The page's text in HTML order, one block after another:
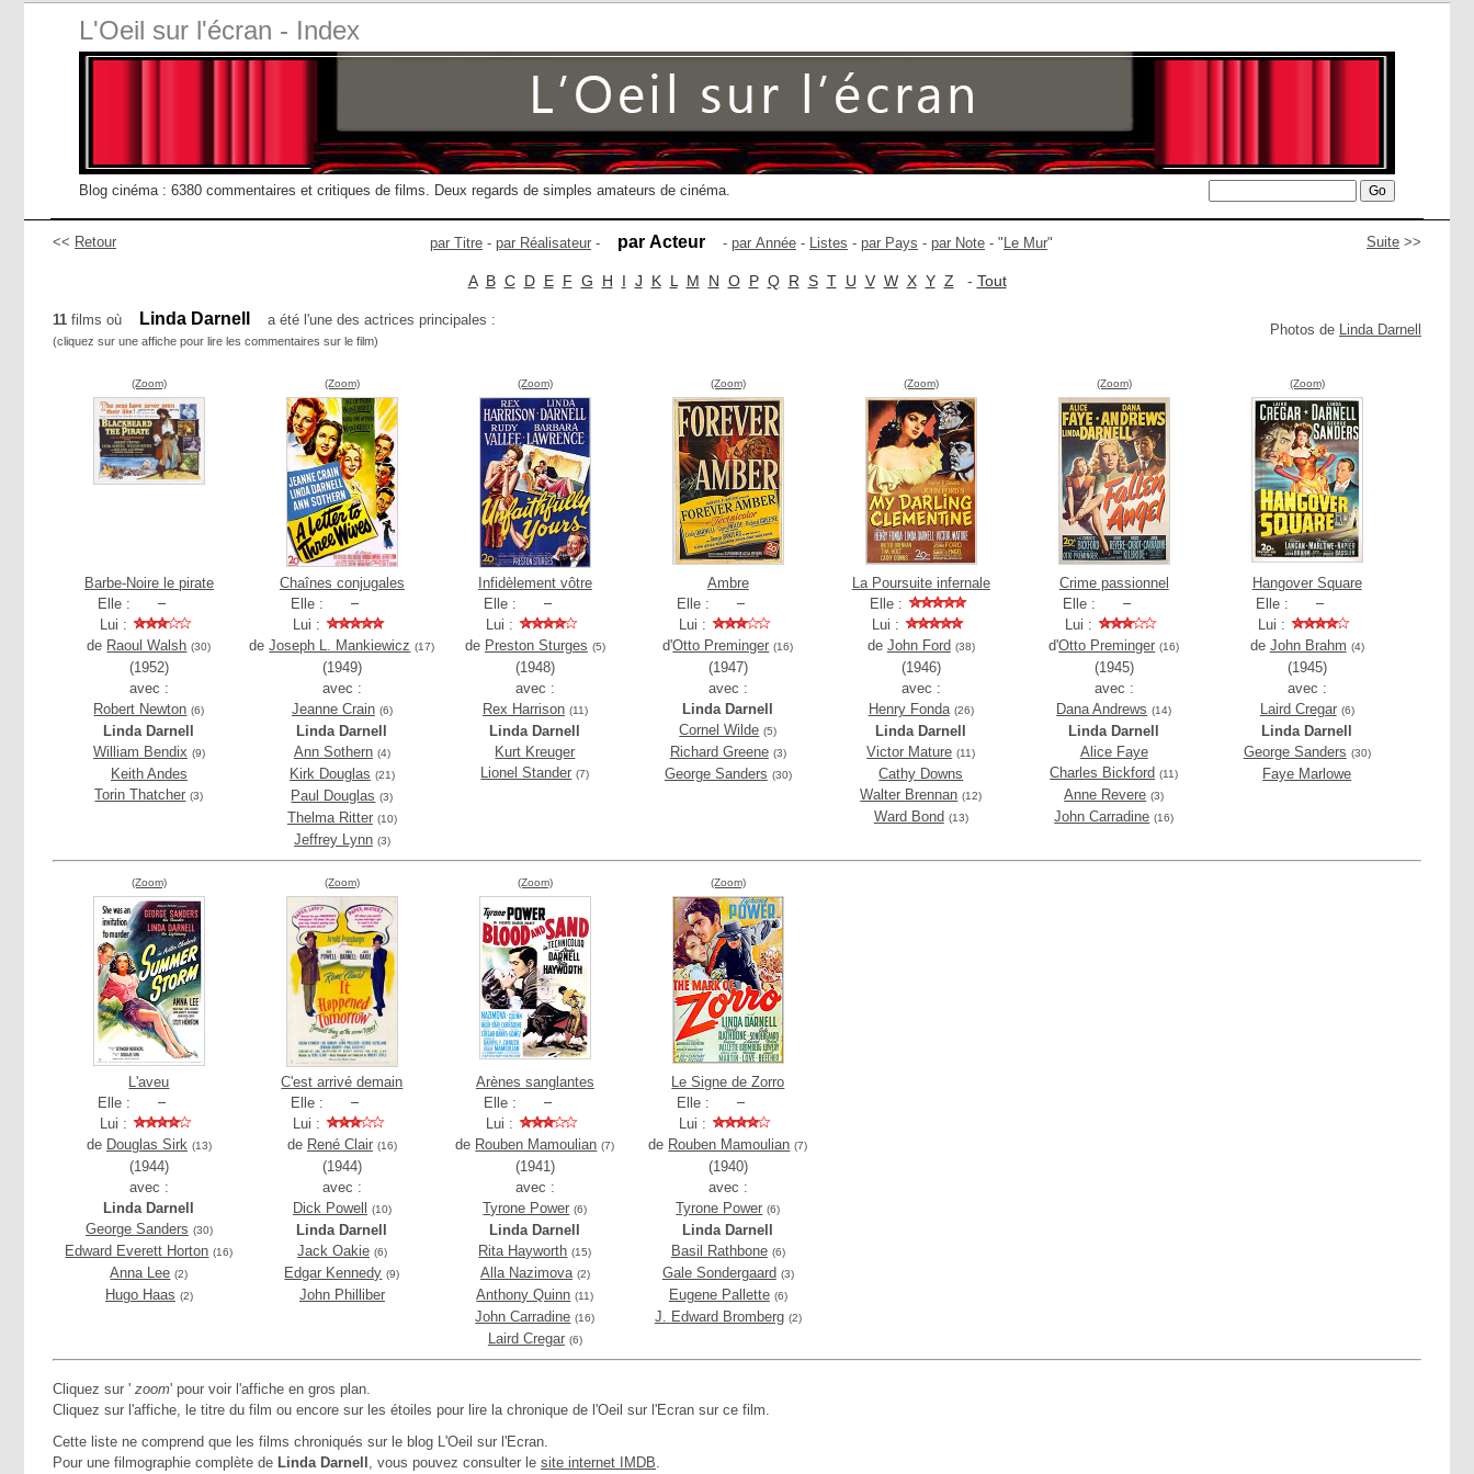
L'Oeil sur l'écran - Index
Blog cinéma : 6380 commentaires et critiques de films. Deux regards de simples amateurs de cinéma.
<< Retour Suite >>
par Titre - par Réalisateur - par Acteur - par Année - Listes - par Pays - par Note - " Le Mur"
A B C D E F G H I J K L M N O P Q R S T U V W X Y Z - Tout
Photos de Linda Darnell
11 films où Linda Darnell a été l'une des actrices principales :
(cliquez sur une affiche pour lire les commentaires sur le film)
(Zoom)
Barbe-Noire le pirate
Elle :
Lui :
de Raoul Walsh (30)
(1952)
avec :
Robert Newton (6)
Linda Darnell
William Bendix (9)
Keith Andes
Torin Thatcher (3)
(Zoom)
Chaînes conjugales
Elle :
Lui :
deJoseph L. Mankiewicz (17)
(1949)
avec :
Jeanne Crain (6)
Linda Darnell
Ann Sothern (4)
Kirk Douglas (21)
Paul Douglas (3)
Thelma Ritter (10)
Jeffrey Lynn (3)
(Zoom)
Infidèlement vôtre
Elle :
Lui :
de Preston Sturges (5)
(1948)
avec :
Rex Harrison (11)
Linda Darnell
Kurt Kreuger
Lionel Stander (7)
(Zoom)
Ambre
Elle :
Lui :
d'Otto Preminger (16)
(1947)
avec :
Linda Darnell
Cornel Wilde (5)
Richard Greene (3)
George Sanders (30)
(Zoom)
La Poursuite infernale
Elle :
Lui :
de John Ford (38)
(1946)
avec :
Henry Fonda (26)
Linda Darnell
Victor Mature (11)
Cathy Downs
Walter Brennan (12)
Ward Bond (13)
(Zoom)
Crime passionnel
Elle :
Lui :
d'Otto Preminger (16)
(1945)
avec :
Dana Andrews (14)
Linda Darnell
Alice Faye
Charles Bickford (11)
Anne Revere (3)
John Carradine (16)
(Zoom)
Hangover Square
Elle :
Lui :
de John Brahm (4)
(1945)
avec :
Laird Cregar (6)
Linda Darnell
George Sanders (30)
Faye Marlowe
(Zoom)
L'aveu
Elle :
Lui :
de Douglas Sirk (13)
(1944)
avec :
Linda Darnell
George Sanders (30)
Edward Everett Horton (16)
Anna Lee (2)
Hugo Haas (2)
(Zoom)
C'est arrivé demain
Elle :
Lui :
de René Clair (16)
(1944)
avec :
Dick Powell
(10)
Linda Darnell
Jack Oakie (6)
Edgar Kennedy (9)
John Philliber
(Zoom)
Arènes sanglantes
Elle :
Lui :
de Rouben Mamoulian (7)
(1941)
avec :
Tyrone Power (6)
Linda Darnell
Rita Hayworth (15)
Alla Nazimova (2)
Anthony Quinn (11)
John Carradine (16)
Laird Cregar (6)
(Zoom)
Le Signe de Zorro
Elle :
Lui :
de Rouben Mamoulian (7)
(1940)
avec :
Tyrone Power (6)
Linda Darnell
Basil Rathbone (6)
Gale Sondergaard (3)
Eugene Pallette (6)
J. Edward Bromberg (2)
Cliquez sur ' zoom' pour voir l'affiche en gros plan.
Cliquez sur l'affiche, le titre du film ou encore sur les étoiles pour lire la chronique de l'Oeil sur l'Ecran sur ce film.
Cette liste ne comprend que les films chroniqués sur le blog L'Oeil sur l'Ecran.
Pour une filmographie complète de Linda Darnell , vous pouvez consulter le site internet IMDB.